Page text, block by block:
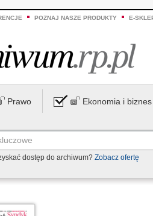
POZNAJ NASZE PRODUKTY E-
Prawo Ekonomia i biznes
dostęp do archiwum? Zobacz ofertę